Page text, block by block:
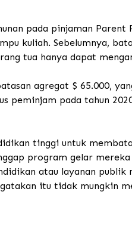
pada pinjaman Parent
kuliah. Sebelumnya,
tua hanya dapat
agregat $ 65.000,
peminjam pada tahun
tinggi untuk
program gelar
atau layanan
itu tidak mungkin